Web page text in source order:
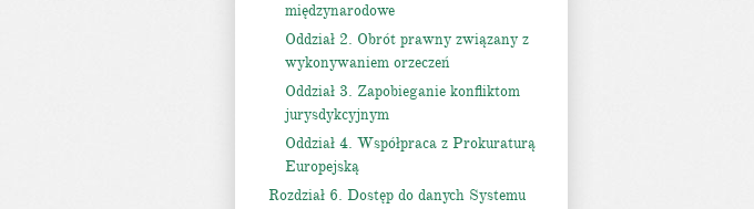
międzynarodowe
Oddział 2. Obrót prawny związany z
wykonywaniem orzeczeń
Oddział 3. Zapobieganie konfliktom
jurysdykcyjnym
Oddział 4. Współpraca z Prokuraturą
Europejską
Rozdział 6. Dostęp do danych Systemu